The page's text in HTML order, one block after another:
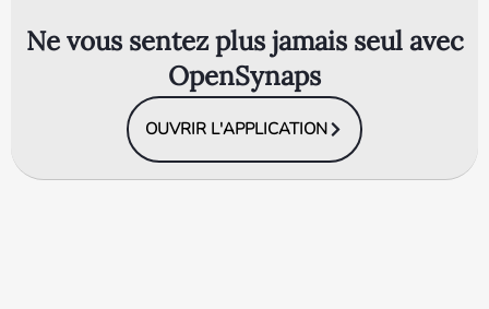
Ne vous sentez plus jamais seul avec
OpenSynaps
OUVRIR L'APPLICATION